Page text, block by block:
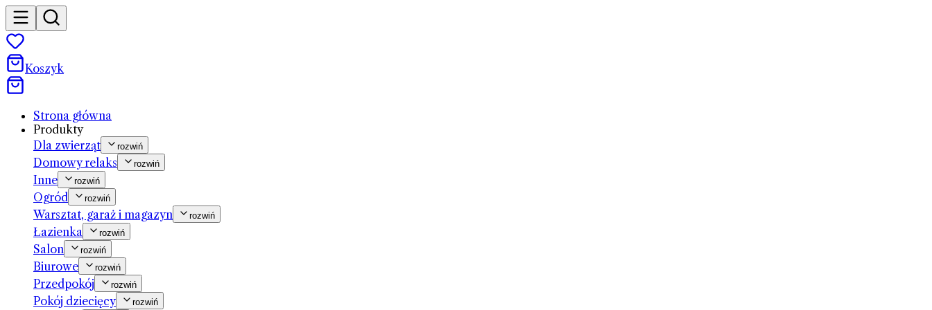
Koszyk
Strona główna
Produkty
Dla zwierząt
rozwiń
Domowy relaks rozwiń
Inne rozwiń
Ogród rozwiń
Warsztat, garaż i magazyn rozwiń
Łazienka rozwiń
Salon rozwiń
Biurowe rozwiń
Przedpokój rozwiń
Pokój dziecięcy rozwiń